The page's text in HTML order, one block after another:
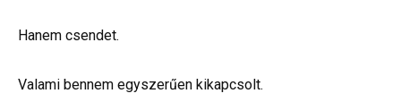
Hanem csendet.
Valami bennem egyszerűen kikapcsolt.